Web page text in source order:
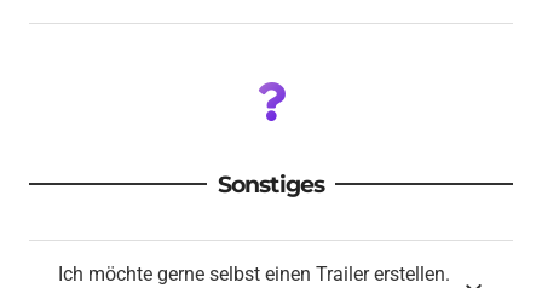
Sonstiges
Ich möchte gerne selbst einen Trailer erstellen.